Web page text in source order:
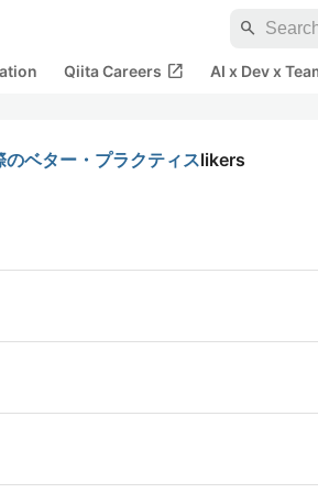
search
Qiita Careers open_in_new AI x Dev x
ベター・プラクティスlikers